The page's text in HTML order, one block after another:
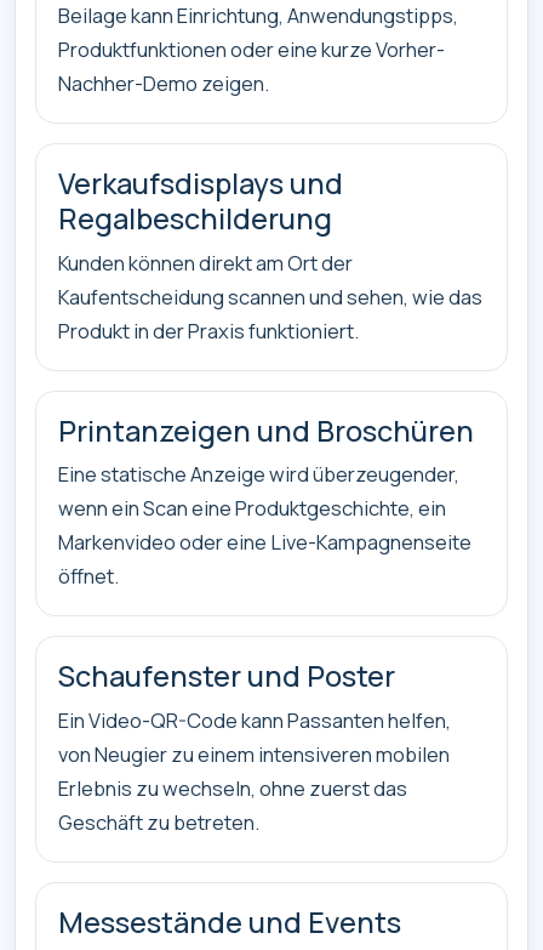
Beilage kann Einrichtung, Anwendungstipps,
Produktfunktionen oder eine kurze Vorher-
Nachher-Demo zeigen.
Verkaufsdisplays und
Regalbeschilderung
Kunden können direkt am Ort der
Kaufentscheidung scannen und sehen, wie das
Produkt in der Praxis funktioniert.
Printanzeigen und Broschüren
Eine statische Anzeige wird überzeugender,
wenn ein Scan eine Produktgeschichte, ein
Markenvideo oder eine Live-Kampagnenseite
öffnet.
Schaufenster und Poster
Ein Video-QR-Code kann Passanten helfen,
von Neugier zu einem intensiveren mobilen
Erlebnis zu wechseln, ohne zuerst das
Geschäft zu betreten.
Messestände und Events